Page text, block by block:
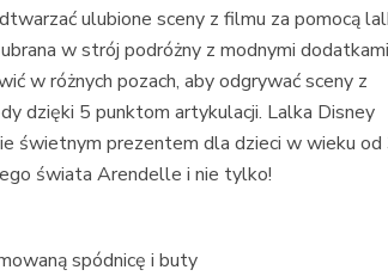
ulubione sceny z filmu za pomocą
w strój podróżny z modnymi
w różnych pozach, aby odgrywać sceny z
dzięki 5 punktom artykulacji. Lalka Disney
świetnym prezentem dla dzieci w wieku od
świata Arendelle i nie tylko!
spódnicę i buty